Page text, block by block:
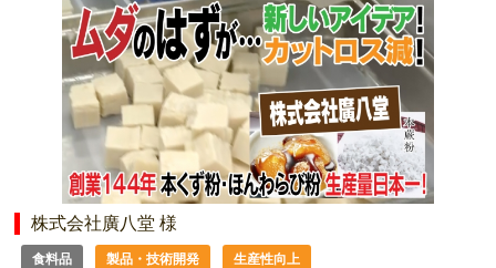
株式会社廣八堂 様
食料品 製品・技術開発 生産性向上